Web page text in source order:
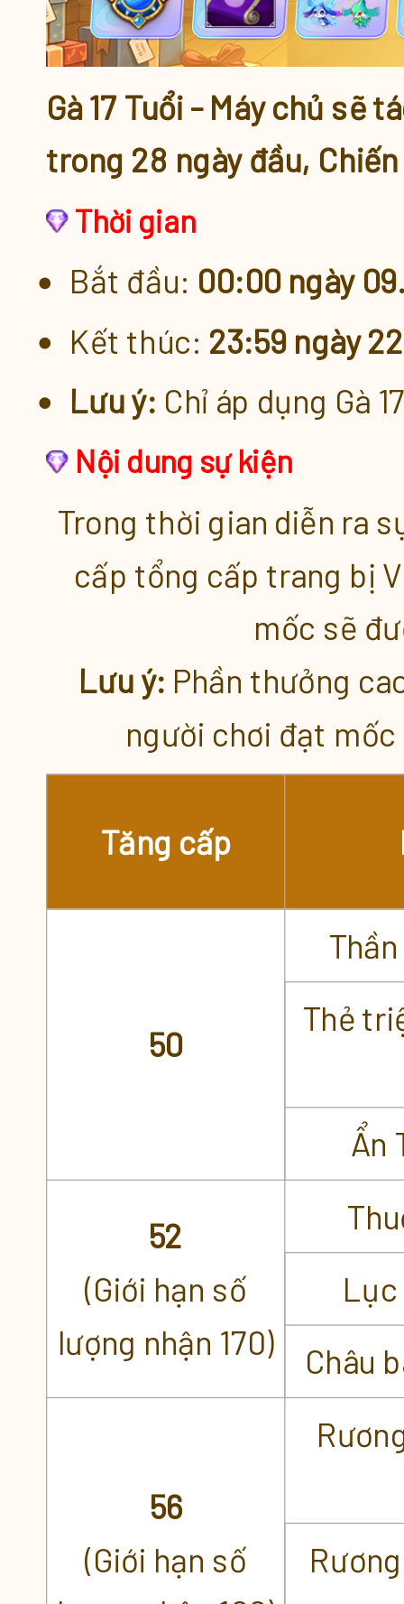
ĐUA TOP CÁ NHÂN
VUA TĂNG CẤP
TỔ ĐỘI VƯỢT ẢI
Đăng ký nhận CODE Chào
[GÀ 17 Tuổi] - THỂ LỆ GHI
Gà 17 Tuổi - Máy chủ sẽ
trong 28 ngày đầu,
Thời gian
Bắt đầu: 00:00 ngày
Kết thúc: 23:59 ngày
Lưu ý: Chỉ áp dụng Gà
Nội dung sự kiện
Trong thời gian diễn ra
cấp tổng cấp trang bị
mốc sẽ
Lưu ý: Phần thưởng
người chơi đạt
Tăng cấp
50
Thẻ
Ẩn
52
(Giới hạn số
lượng nhận 170)
Lục
Châu
56
(Giới hạn số